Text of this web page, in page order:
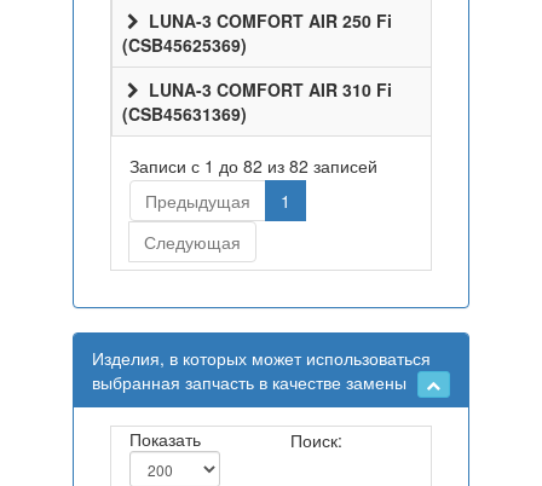
LUNA-3 COMFORT AIR 250 Fi
(CSB45625369)
LUNA-3 COMFORT AIR 310 Fi
(CSB45631369)
Записи с 1 до 82 из 82 записей
Предыдущая
1
Следующая
Изделия, в которых может использоваться
выбранная запчасть в качестве замены
Показать Поиск: